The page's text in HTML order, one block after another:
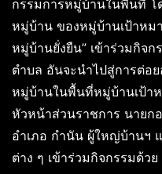
กรรมการหมู่บ้านในพื้นที่
หมู่บ้าน ของหมู่บ้านเป้าหม
หมู่บ้านยั่งยืน” เข้าร่วมกิจก
ตำบล อันจะนำไปสู่การต่อ
หมู่บ้านในพื้นที่หมู่บ้านเป้า
หัวหน้าส่วนราชการ นายก
อำเภอ กำนัน ผู้ใหญ่บ้านฯ
ต่าง ๆ เข้าร่วมกิจกรรมด้วย